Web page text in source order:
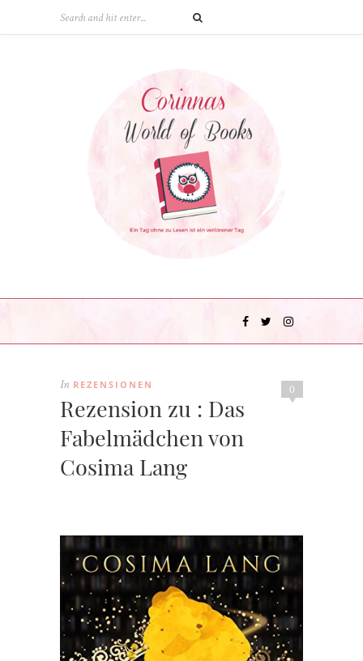
0
In REZENSIONEN
Rezension zu : Das
Fabelmädchen von
Cosima Lang